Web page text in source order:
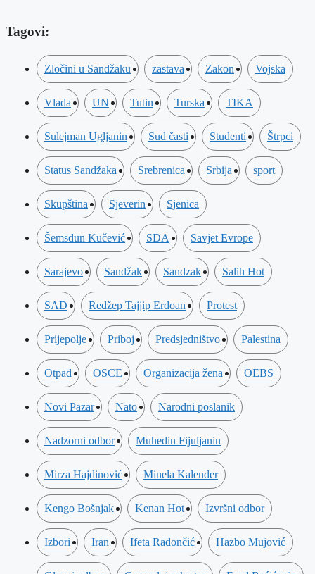
Tagovi:
Zločini u Sandžaku zastava Zakon Vojska
Vlada UN Tutin Turska TIKA
Sulejman Ugljanin Sud časti Studenti Štrpci
Status Sandžaka Srebrenica Srbija sport
Skupština Sjeverin Sjenica
Šemsdun Kučević SDA Savjet Evrope
Sarajevo Sandžak Sandzak Salih Hot
SAD Redžep Tajjip Erdoan Protest
Prijepolje Priboj Predsjedništvo Palestina
Otpad OSCE Organizacija žena OEBS
Novi Pazar Nato Narodni poslanik
Nadzorni odbor Muhedin Fijuljanin
Mirza Hajdinović Minela Kalender
Kengo Bošnjak Kenan Hot Izvršni odbor
Izbori Iran Ifeta Radončić Hazbo Mujović